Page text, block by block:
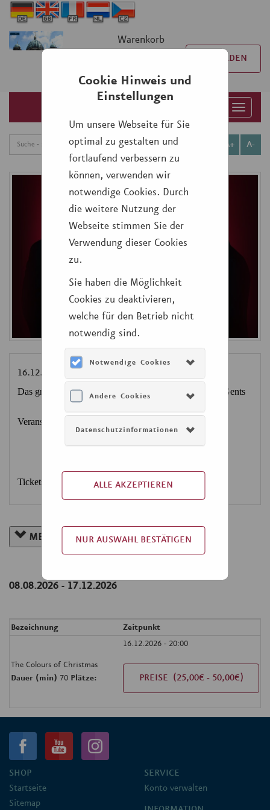
Cookie Hinweis und
Einstellungen
Um unsere Webseite für Sie
optimal zu gestalten und
fortlaufend verbessern zu
können, verwenden wir
notwendige Cookies. Durch
die weitere Nutzung der
Webseite stimmen Sie der
Verwendung dieser Cookies
zu.
Sie haben die Möglichkeit
Cookies zu deaktivieren,
welche für den Betrieb nicht
notwendig sind.
Notwendige Cookies
Andere Cookies
Datenschutzinformationen
ALLE AKZEPTIEREN
NUR AUSWAHL BESTÄTIGEN
Warenkorb
ANMELDEN
Toggle
A-
A+
16.12.2026 - 20 Uhr: The Colours of Christmas
Das große a-cappella-Weihnachtskonzert der German Gents
Veranstalter: Konzertdirektion Adler
Tickets ab 25,-€
MEHR INFORMATIONEN ANZEIGEN
Bezeichnung Zeitpunkt
The Colours of Christmas
Dauer (min) 70 Plätze:
16.12.2026 - 20:00
PREISE (25,00€ - 50,00€)
SHOP
Startseite
Sitemap
SERVICE
Konto verwalten